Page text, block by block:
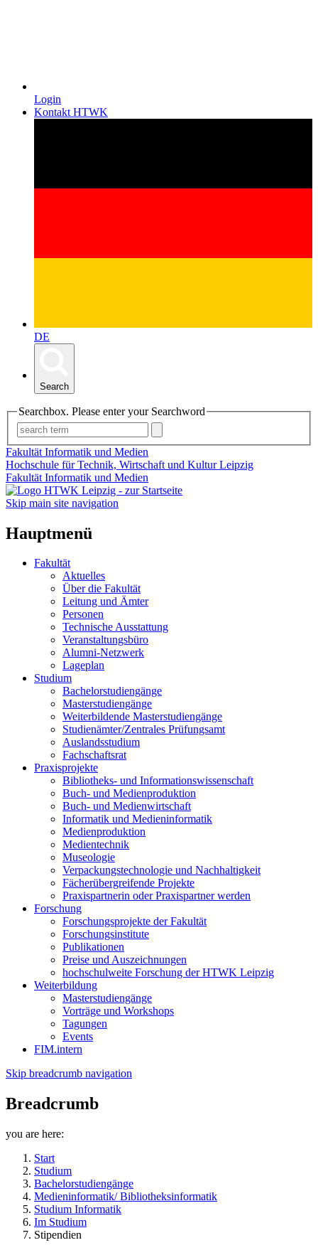
Login
Kontakt HTWK
DE
Search
Searchbox. Please enter your Searchword
Fakultät Informatik und Medien
Hochschule für Technik, Wirtschaft und Kultur Leipzig
Fakultät Informatik und Medien
Skip main site navigation
Hauptmenü
Fakultät
Aktuelles
Über die Fakultät
Leitung und Ämter
Personen
Technische Ausstattung
Veranstaltungsbüro
Alumni-Netzwerk
Lageplan
Studium
Bachelorstudiengänge
Masterstudiengänge
Weiterbildende Masterstudiengänge
Studienämter/Zentrales Prüfungsamt
Auslandsstudium
Fachschaftsrat
Praxisprojekte
Bibliotheks- und Informationswissenschaft
Buch- und Medienproduktion
Buch- und Medienwirtschaft
Informatik und Medieninformatik
Medienproduktion
Medientechnik
Museologie
Verpackungstechnologie und Nachhaltigkeit
Fächerübergreifende Projekte
Praxispartnerin oder Praxispartner werden
Forschung
Forschungsprojekte der Fakultät
Forschungsinstitute
Publikationen
Preise und Auszeichnungen
hochschulweite Forschung der HTWK Leipzig
Weiterbildung
Masterstudiengänge
Vorträge und Workshops
Tagungen
Events
FIM.intern
Skip breadcrumb navigation
Breadcrumb
you are here:
Start
Studium
Bachelorstudiengänge
Medieninformatik/ Bibliotheksinformatik
Studium Informatik
Im Studium
Stipendien